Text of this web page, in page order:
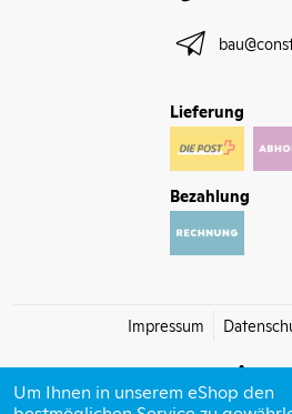
Lieferung
Bezahlung
Impressum
Um Ihnen in unserem eShop den